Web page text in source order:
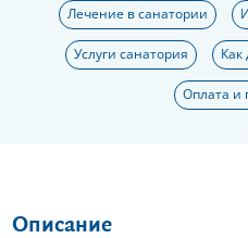
Лечение в санатории
Услуги санатория Как
Оплата и
Описание